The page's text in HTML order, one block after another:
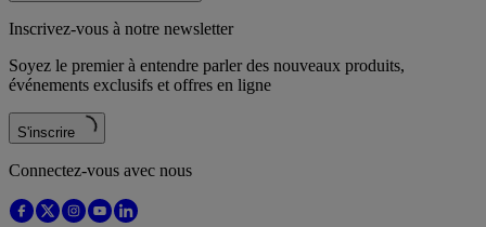
Inscrivez-vous à notre newsletter
Soyez le premier à entendre parler des nouveaux produits,
événements exclusifs et offres en ligne
S'inscrire
Connectez-vous avec nous